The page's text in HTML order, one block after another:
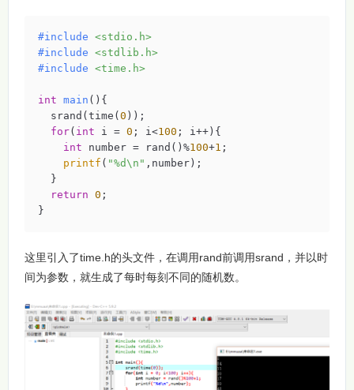
#include <stdio.h>
#include <stdlib.h>
#include <time.h>
int main () {
  srand(time(
0 ));
for( int i = 0 ; i<100 ; i++){
int number = rand()%100+1 ;
printf ( "%d\n" ,number);
return 0 ;
}
这里引入了time.h的头文件，在调用rand前调用srand，并以时
间为参数，就生成了每时每刻不同的随机数。